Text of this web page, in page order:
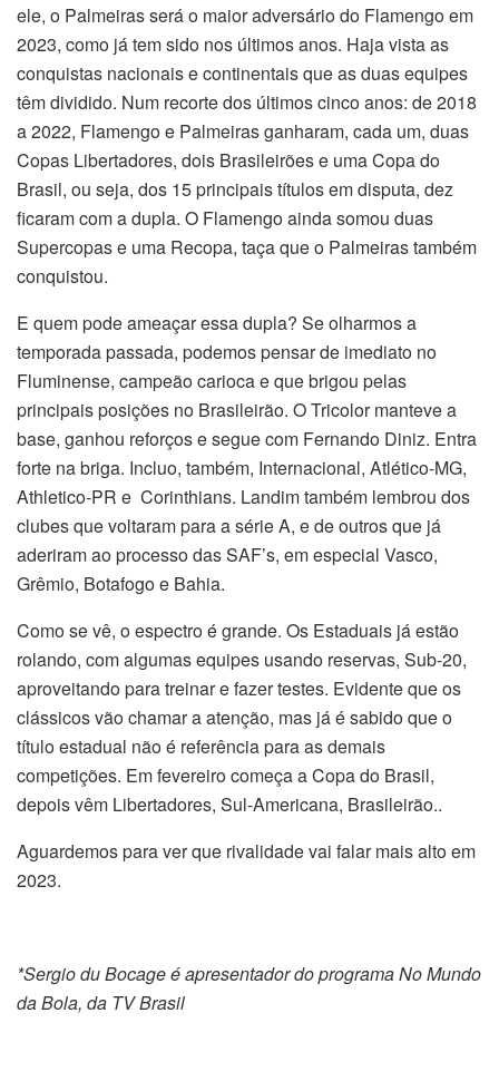
ele, o Palmeiras será o maior adversário do Flamengo em
2023, como já tem sido nos últimos anos. Haja vista as
conquistas nacionais e continentais que as duas equipes
têm dividido. Num recorte dos últimos cinco anos: de 2018
a 2022, Flamengo e Palmeiras ganharam, cada um, duas
Copas Libertadores, dois Brasileirões e uma Copa do
Brasil, ou seja, dos 15 principais títulos em disputa, dez
ficaram com a dupla. O Flamengo ainda somou duas
Supercopas e uma Recopa, taça que o Palmeiras também
conquistou.
E quem pode ameaçar essa dupla? Se olharmos a
temporada passada, podemos pensar de imediato no
Fluminense, campeão carioca e que brigou pelas
principais posições no Brasileirão. O Tricolor manteve a
base, ganhou reforços e segue com Fernando Diniz. Entra
forte na briga. Incluo, também, Internacional, Atlético-MG,
Athletico-PR e Corinthians. Landim também lembrou dos
clubes que voltaram para a série A, e de outros que já
aderiram ao processo das SAF’s, em especial Vasco,
Grêmio, Botafogo e Bahia.
Como se vê, o espectro é grande. Os Estaduais já estão
rolando, com algumas equipes usando reservas, Sub-20,
aproveitando para treinar e fazer testes. Evidente que os
clássicos vão chamar a atenção, mas já é sabido que o
título estadual não é referência para as demais
competições. Em fevereiro começa a Copa do Brasil,
depois vêm Libertadores, Sul-Americana, Brasileirão..
Aguardemos para ver que rivalidade vai falar mais alto em
2023.
*Sergio du Bocage é apresentador do programa No Mundo
da Bola, da TV Brasil